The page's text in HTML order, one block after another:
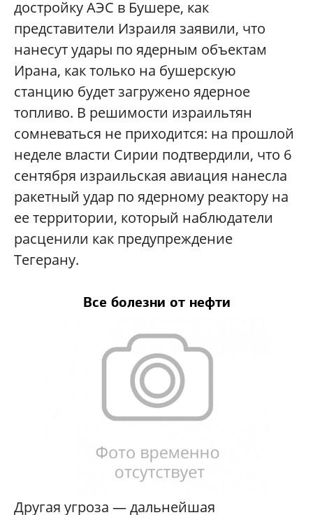
достройку АЭС в Бушере, как
представители Израиля заявили, что
нанесут удары по ядерным объектам
Ирана, как только на бушерскую
станцию будет загружено ядерное
топливо. В решимости израильтян
сомневаться не приходится: на прошлой
неделе власти Сирии подтвердили, что 6
сентября израильская авиация нанесла
ракетный удар по ядерному реактору на
ее территории, который наблюдатели
расценили как предупреждение
Тегерану.
Все болезни от нефти
Другая угроза — дальнейшая